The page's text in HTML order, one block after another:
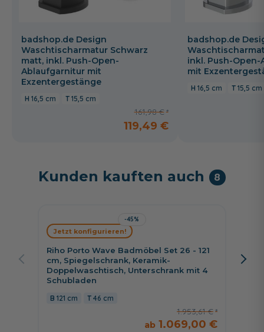
badshop.de Design
Waschtischarmatur Schwarz
matt, inkl. Push-Open-
Ablaufgarnitur mit
Exzentergestänge
16,5 cm 15,5 cm
161,98 €
119,49 €
badshop.de
inkl. Push-
mit
16,5 cm 15,5 cm
Kunden kauften auch 8
-45%
Riho Porto Wave Badmöbel Set 26 - 121
cm, Spiegelschrank, Keramik-
Doppelwaschtisch, Unterschrank mit 4
Schubladen
121 cm 46 cm
1.953,61 €
1.069,00 €
Jetzt konfigurieren!
cm,